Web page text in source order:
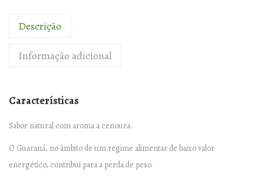
Descrição
Informação adicional
Características
Sabor natural com aroma a cenoura.
O Guaraná, no âmbito de um regime alimentar de baixo valor
energético, contribui para a perda de peso.